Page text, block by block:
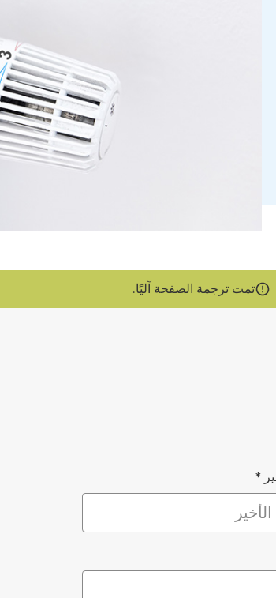
تمت ترجمة الصفحة آليًا.
*